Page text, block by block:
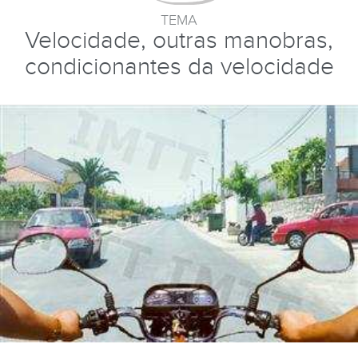
TEMA
Velocidade, outras manobras,
condicionantes da velocidade